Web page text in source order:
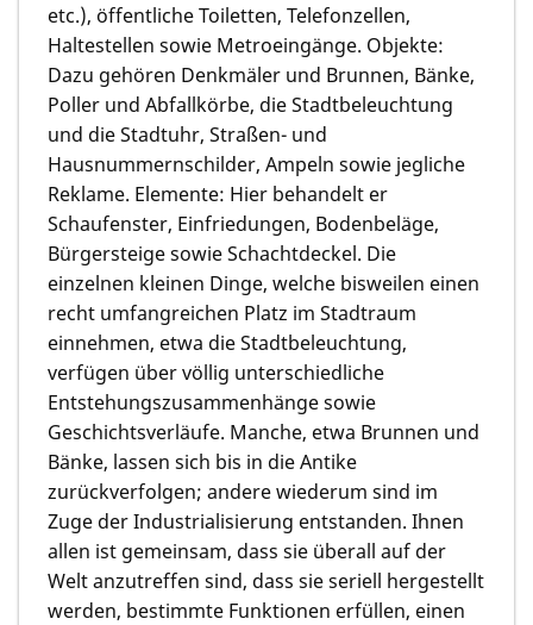
etc.), öffentliche Toiletten, Telefonzellen,
Haltestellen sowie Metroeingänge. Objekte:
Dazu gehören Denkmäler und Brunnen, Bänke,
Poller und Abfallkörbe, die Stadtbeleuchtung
und die Stadtuhr, Straßen- und
Hausnummernschilder, Ampeln sowie jegliche
Reklame. Elemente: Hier behandelt er
Schaufenster, Einfriedungen, Bodenbeläge,
Bürgersteige sowie Schachtdeckel. Die
einzelnen kleinen Dinge, welche bisweilen einen
recht umfangreichen Platz im Stadtraum
einnehmen, etwa die Stadtbeleuchtung,
verfügen über völlig unterschiedliche
Entstehungszusammenhänge sowie
Geschichtsverläufe. Manche, etwa Brunnen und
Bänke, lassen sich bis in die Antike
zurückverfolgen; andere wiederum sind im
Zuge der Industrialisierung entstanden. Ihnen
allen ist gemeinsam, dass sie überall auf der
Welt anzutreffen sind, dass sie seriell hergestellt
werden, bestimmte Funktionen erfüllen, einen